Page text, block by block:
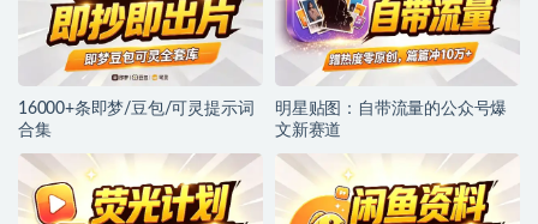
16000+条即梦/豆包/可灵提示词
合集
明星贴图：自带流量的公众号爆
文新赛道